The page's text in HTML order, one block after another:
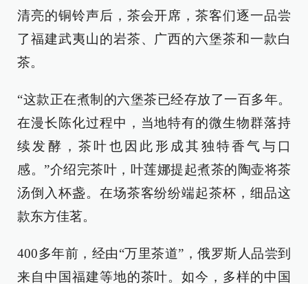
清亮的铜铃声后，茶会开席，茶客们逐一品尝
了福建武夷山的岩茶、广西的六堡茶和一款白
茶。
“这款正在煮制的六堡茶已经存放了一百多年。
在漫长陈化过程中，当地特有的微生物群落持
续发酵，茶叶也因此形成其独特香气与口
感。”介绍完茶叶，叶莲娜提起煮茶的陶壶将茶
汤倒入杯盏。在场茶客纷纷端起茶杯，细品这
款东方佳茗。
400多年前，经由“万里茶道”，俄罗斯人品尝到
来自中国福建等地的茶叶。如今，多样的中国